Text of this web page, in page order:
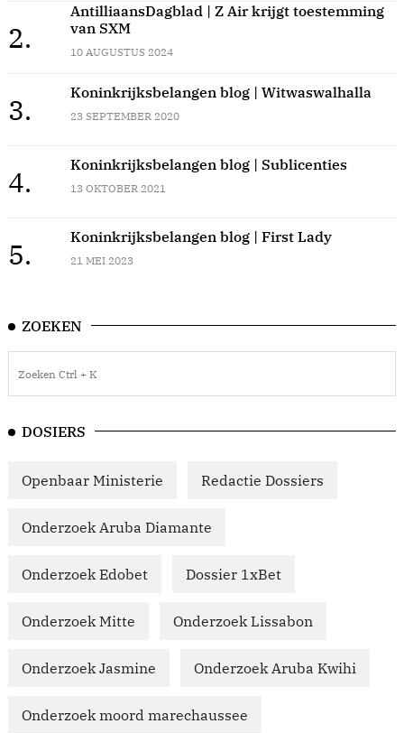
2.
AntilliaansDagblad | Z Air krijgt toestemming
van SXM
10 AUGUSTUS 2024
3.
Koninkrijksbelangen blog | Witwaswalhalla
23 SEPTEMBER 2020
4.
Koninkrijksbelangen blog | Sublicenties
13 OKTOBER 2021
5.
Koninkrijksbelangen blog | First Lady
21 MEI 2023
ZOEKEN
DOSIERS
Openbaar Ministerie Redactie Dossiers
Onderzoek Aruba Diamante
Onderzoek Edobet Dossier 1xBet
Onderzoek Mitte Onderzoek Lissabon
Onderzoek Jasmine Onderzoek Aruba Kwihi
Onderzoek moord marechaussee